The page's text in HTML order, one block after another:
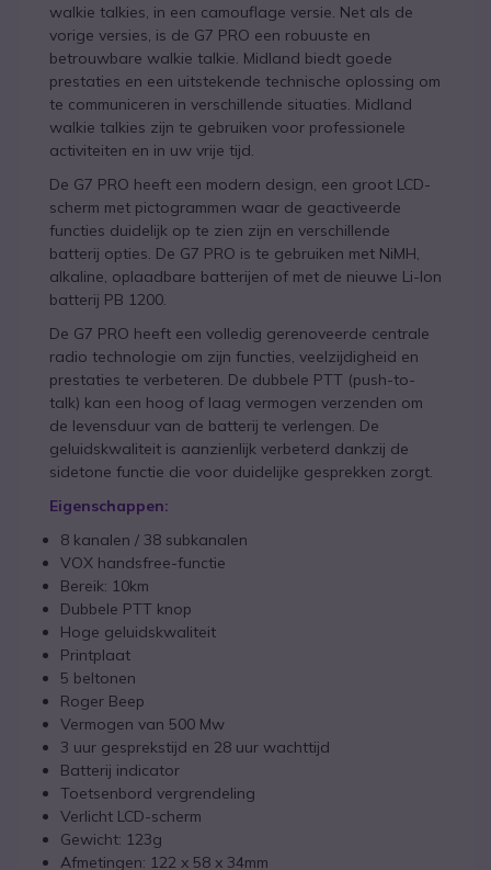
walkie talkies, in een camouflage versie. Net als de
vorige versies, is de G7 PRO een robuuste en
betrouwbare walkie talkie. Midland biedt goede
prestaties en een uitstekende technische oplossing om
te communiceren in verschillende situaties. Midland
walkie talkies zijn te gebruiken voor professionele
activiteiten en in uw vrije tijd.
De G7 PRO heeft een modern design, een groot LCD-
scherm met pictogrammen waar de geactiveerde
functies duidelijk op te zien zijn en verschillende
batterij opties. De G7 PRO is te gebruiken met NiMH,
alkaline, oplaadbare batterijen of met de nieuwe Li-Ion
batterij PB 1200.
De G7 PRO heeft een volledig gerenoveerde centrale
radio technologie om zijn functies, veelzijdigheid en
prestaties te verbeteren. De dubbele PTT (push-to-
talk) kan een hoog of laag vermogen verzenden om
de levensduur van de batterij te verlengen. De
geluidskwaliteit is aanzienlijk verbeterd dankzij de
sidetone functie die voor duidelijke gesprekken zorgt.
Eigenschappen:
8 kanalen / 38 subkanalen
VOX handsfree-functie
Bereik: 10km
Dubbele PTT knop
Hoge geluidskwaliteit
Printplaat
5 beltonen
Roger Beep
Vermogen van 500 Mw
3 uur gesprekstijd en 28 uur wachttijd
Batterij indicator
Toetsenbord vergrendeling
Verlicht LCD-scherm
Gewicht: 123g
Afmetingen: 122 x 58 x 34mm